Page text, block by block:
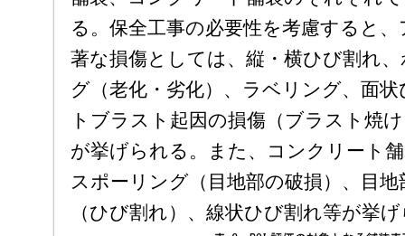
る。保全工事の必要性を考慮すると
著な損傷としては、縦・横ひび割れ
グ（老化・劣化）、ラベリング、面
トブラスト起因の損傷（ブラスト焼
が挙げられる。また、コンクリート
スポーリング（目地部の破損）、目
（ひび割れ）、線状ひび割れ等が挙